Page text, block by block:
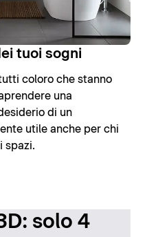
tuoi sogni
coloro che stanno
una
di un
utile anche per chi
spazi.
solo 4